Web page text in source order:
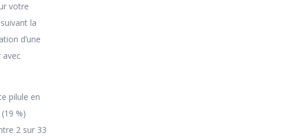
votre
la
d’une
avec
pilule en
%)
2 sur 33